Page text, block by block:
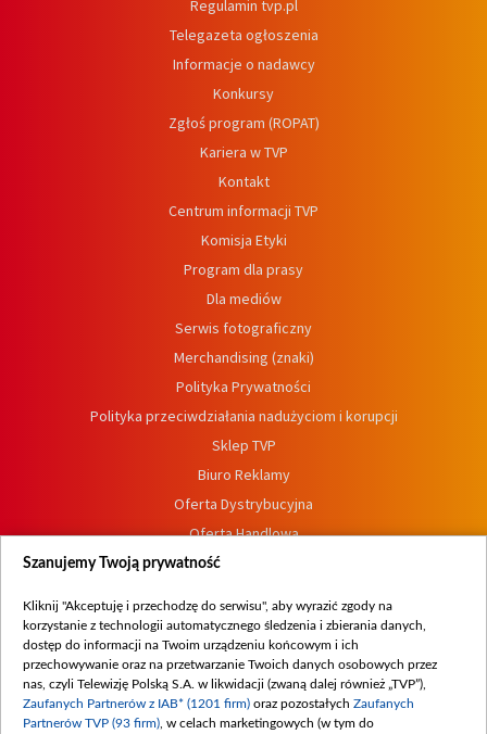
Regulamin tvp.pl
Telegazeta ogłoszenia
Informacje o nadawcy
Konkursy
Zgłoś program (ROPAT)
Kariera w TVP
Kontakt
Centrum informacji TVP
Komisja Etyki
Program dla prasy
Dla mediów
Serwis fotograficzny
Merchandising (znaki)
Polityka Prywatności
Polityka przeciwdziałania nadużyciom i korupcji
Sklep TVP
Biuro Reklamy
Oferta Dystrybucyjna
Oferta Handlowa
Dostępność
Procedura zgłoszeń wewnętrznych
Szanujemy Twoją prywatność
Kliknij "Akceptuję i przechodzę do serwisu", aby wyrazić zgody na
korzystanie z technologii automatycznego śledzenia i zbierania danych,
dostęp do informacji na Twoim urządzeniu końcowym i ich
przechowywanie oraz na przetwarzanie Twoich danych osobowych przez
nas, czyli Telewizję Polską S.A. w likwidacji (zwaną dalej również „TVP”),
Zaufanych Partnerów z IAB* (1201 firm) oraz pozostałych Zaufanych
Partnerów TVP (93 firm) , w celach marketingowych (w tym do